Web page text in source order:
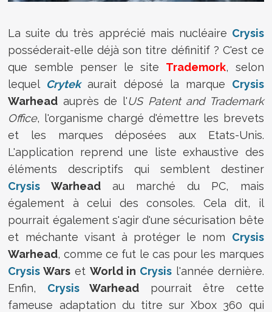
La suite du très apprécié mais nucléaire Crysis
posséderait-elle déjà son titre définitif ? C'est ce
que semble penser le site Trademork, selon
lequel Crytekaurait déposé la marque Crysis
Warhead auprès de l'US Patent and Trademark
Office, l'organisme chargé d'émettre les brevets
et les marques déposées aux Etats-Unis.
L'application reprend une liste exhaustive des
éléments descriptifs qui semblent destiner
Crysis Warheadau marché du PC, mais
également à celui des consoles. Cela dit, il
pourrait également s'agir d'une sécurisation bête
et méchante visant à protéger le nom Crysis
Warhead, comme ce fut le cas pour les marques
Crysis Wars et World in Crysis l'année dernière.
Enfin, CrysisWarhead pourrait être cette
fameuse adaptation du titre sur Xbox 360 qui